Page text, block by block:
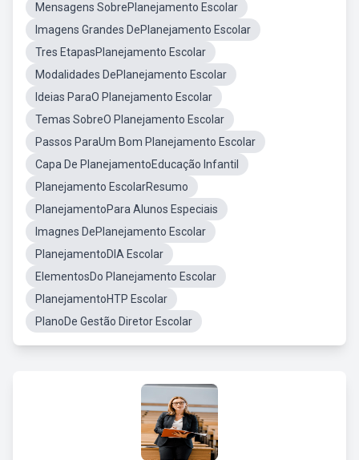
Mensagens SobrePlanejamento Escolar
Imagens Grandes DePlanejamento Escolar
Tres EtapasPlanejamento Escolar
Modalidades DePlanejamento Escolar
Ideias ParaO Planejamento Escolar
Temas SobreO Planejamento Escolar
Passos ParaUm Bom Planejamento Escolar
Capa De PlanejamentoEducação Infantil
Planejamento EscolarResumo
PlanejamentoPara Alunos Especiais
Imagnes DePlanejamento Escolar
PlanejamentoDIA Escolar
ElementosDo Planejamento Escolar
PlanejamentoHTP Escolar
PlanoDe Gestão Diretor Escolar